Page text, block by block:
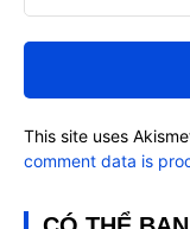
luận:
This site uses
comment data is